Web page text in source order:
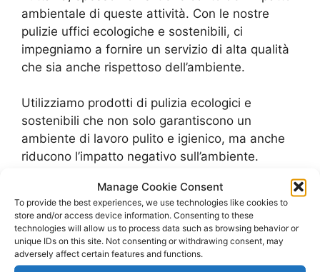
Manage Cookie Consent
To provide the best experiences, we use technologies like cookies to
store and/or access device information. Consenting to these
technologies will allow us to process data such as browsing behavior or
unique IDs on this site. Not consenting or withdrawing consent, may
adversely affect certain features and functions.
ambientale di queste attività. Con le nostre
pulizie uffici ecologiche e sostenibili, ci
impegniamo a fornire un servizio di alta qualità
che sia anche rispettoso dell’ambiente.
Utilizziamo prodotti di pulizia ecologici e
sostenibili che non solo garantiscono un
ambiente di lavoro pulito e igienico, ma anche
riducono l’impatto negativo sull’ambiente.
utilizzare tecniche di pulizia che minimizzano lo
spreco di acqua e di energia elettrica.
Con le nostre pulizie uffici ecologiche, non solo
aiuteremo a mantenere il vostro ambiente di